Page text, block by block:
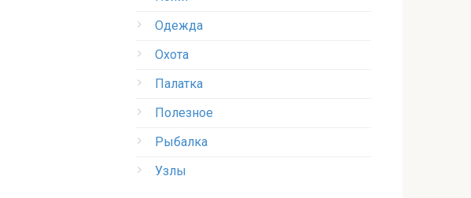
Одежда
Охота
Палатка
Полезное
Рыбалка
Узлы